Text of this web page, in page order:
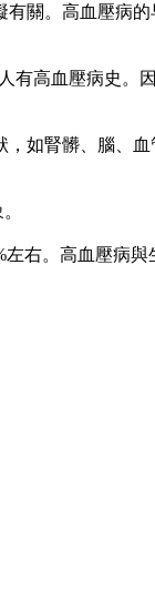
關。高血壓病的
高血壓病史。
腎髒、腦、血
右。高血壓病與